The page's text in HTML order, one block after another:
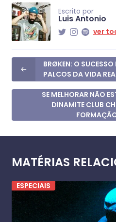
Escrito por
Luis Antonio
ver
BRØKEN: O
PALCOS DA VIDA
SE MELHORAR NÃO
DINAMITE CLUB
MATÉRIAS
ESPECIAIS